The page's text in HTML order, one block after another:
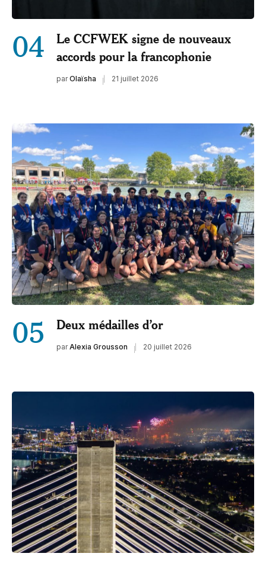
04
Le CCFWEK signe de nouveaux
accords pour la francophonie
par Olaïsha 21 juillet 2026
05 Deux médailles d’or
par Alexia Grousson 20 juillet 2026